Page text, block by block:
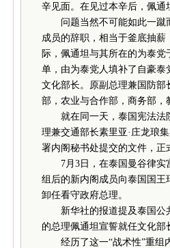
辛见面。在见过本辛后，佩通
问题当然不可能如此一蹴而
成员的辞职，相当于釜底抽
际，佩通坦与其所在的为泰
单，由为泰党人填补了自豪泰
文化部长。原副总理兼国防部
部，农业与合作部，商务部，
就在同一天，泰国宪法法院
理兼交通部长素里亚·庄龙琅
署内阁秘书处提交的文件，正
7月3日，在泰国曼谷律实宫
组后的新内阁成员向泰国国王
卸任看守政府总理。
新华社的报道提及泰国公共
的总理佩通坦宣誓就任文化部
经历了这一“战术性”重组内